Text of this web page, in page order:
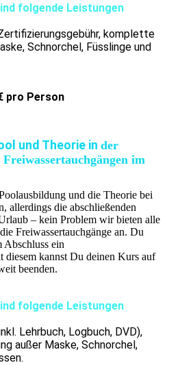
folgende Leistungen
komplette
Schnorchel, Füsslinge und
pro Person
und Theorie in der
im
und die Theorie bei
allerdings die abschließenden
– kein Problem wir bieten alle
Freiwassertauchgänge an. Du
Abschluss ein
diesem kannst Du deinen Kurs auf
beenden.
folgende Leistungen
Lehrbuch, Logbuch, DVD),
außer Maske, Schnorchel,